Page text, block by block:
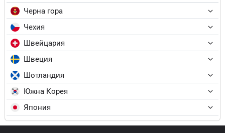
Черна гора
Чехия
Швейцария
Швеция
Шотландия
Южна Корея
Япония